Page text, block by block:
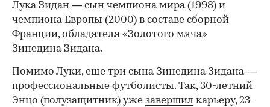
Лука Зидан — сын чемпиона мира (1998) и
чемпиона Европы (2000) в составе сборной
Франции, обладателя «Золотого мяча»
Зинедина Зидана.
Помимо Луки, еще три сына Зинедина Зидана —
профессиональные футболисты. Так, 30-летний
Энцо (полузащитник) уже завершил карьеру, 23-